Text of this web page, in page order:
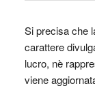
Si precisa che
carattere
lucro, nè
viene